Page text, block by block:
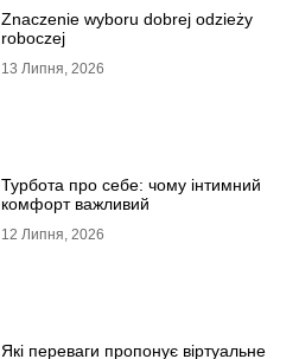
Znaczenie wyboru dobrej odzieży
roboczej
13 Липня, 2026
Турбота про себе: чому інтимний
комфорт важливий
12 Липня, 2026
Які переваги пропонує віртуальне